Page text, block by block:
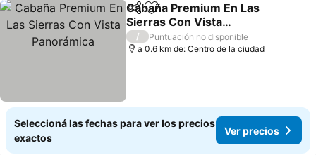
CompartirAñadir a favoritos
Cabaña Premium En Las
Sierras Con Vista
Panorámica
/
Puntuación no disponible
a 0.6 km de: Centro de la ciudad
Seleccioná las fechas para ver los precios
exactos
Ver precios